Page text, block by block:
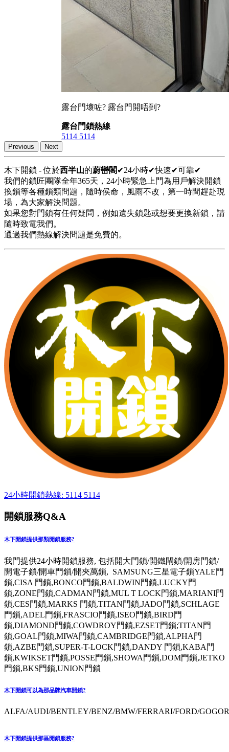
露台門壞咗? 露台門開唔到?
露台門鎖熱線
5114 5114
Previous Next
木下開鎖 - 位於西半山的蔚巒閣 ✔24小時✔快速✔可靠✔
我們的鎖匠團隊全年365天，24小時緊急上門為用戶解決開鎖
換鎖等各種鎖類問題，隨時侯命，風雨不改，第一時間趕赴現
場，為大家解決問題。
如果您對門鎖有任何疑問，例如遺失鎖匙或想要更換新鎖，請
隨時致電我們。
通過我們熱線解決問題是免費的。
24小時開鎖熱線: 5114 5114
開鎖服務Q&A
木下開鎖提供那類開鎖服務?
我門提供24小時開鎖服務, 包括開大門鎖/開鐵閘鎖/開房門鎖/
開電子鎖/開車門鎖/開夾萬鎖, SAMSUNG三星電子鎖YALE門
鎖,CISA 門鎖,BONCO門鎖,BALDWIN門鎖,LUCKY門
鎖,ZONE門鎖,CADMAN門鎖,MUL T LOCK門鎖,MARIANI門
鎖,CES門鎖,MARKS 門鎖,TITAN門鎖,JADO門鎖,SCHLAGE
門鎖,ADEL門鎖,FRASCIO門鎖,ISEO門鎖,BIRD門
鎖,DIAMOND門鎖,COWDROY門鎖,EZSET門鎖;TITAN門
鎖,GOAL門鎖,MIWA門鎖,CAMBRIDGE門鎖,ALPHA門
鎖,AZBE門鎖,SUPER-T-LOCK門鎖,DANDY 門鎖,KABA門
鎖,KWIKSET門鎖,POSSE門鎖,SHOWA門鎖,DOM門鎖,JETKO
門鎖,BKS門鎖,UNION門鎖
木下開鎖可以為那品牌汽車開鎖?
ALFA/AUDI/BENTLEY/BENZ/BMW/FERRARI/FORD/
木下開鎖提供那區開鎖服務?